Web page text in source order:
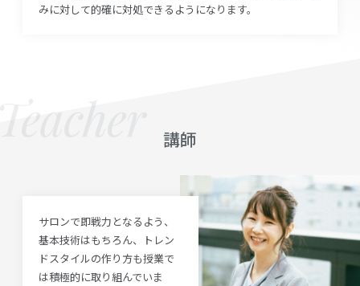
みに対して的確に対処できるようになります。
講師
サロンで即戦力となるよう、
基本技術はもちろん、トレン
ドスタイルの作り方も授業で
は積極的に取り組んでいま